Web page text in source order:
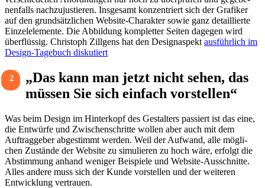
nen­falls nach­zu­jus­tieren. Insge­samt konzen­triert sich der Grafiker
auf den grund­sätz­li­chen Website-Charakter sowie ganz detail­lierte
Einzel­ele­mente. Die Abbil­dung kompletter Seiten dagegen wird
über­flüssig. Chris­toph Zill­gens hat den Desi­gnaspekt ausführ­lich im
Design-Tage­buch disku­tiert
2
„Das kann man jetzt nicht sehen, das
müssen Sie sich einfach vorstellen“
Was beim Design im Hinter­kopf des Gestal­ters passiert ist das eine,
die Entwürfe und Zwischen­schritte wollen aber auch mit dem
Auftrag­geber abge­stimmt werden. Weil der Aufwand, alle mögli­
chen Zustände der Website zu simu­lieren zu hoch wäre, erfolgt die
Abstim­mung anhand weniger Beispiele und Website-Ausschnitte.
Alles andere muss sich der Kunde vorstellen und der weiteren
Entwick­lung vertrauen.